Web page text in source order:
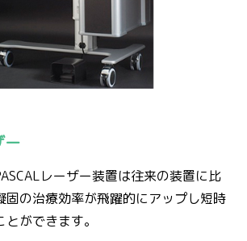
ー
レーザー装置は往来の装置に比
固の治療効率が飛躍的にアップし短時
ができます。